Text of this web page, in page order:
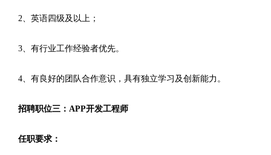
2、英语四级及以上；
3、有行业工作经验者优先。
4、有良好的团队合作意识，具有独立学习及创新能力。
招聘职位三：APP开发工程师
任职要求：